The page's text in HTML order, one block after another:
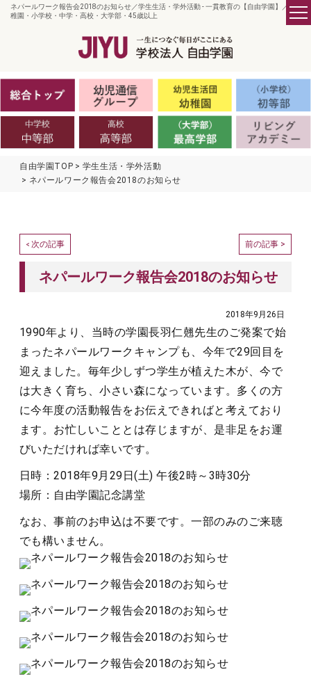
ネパールワーク報告会2018のお知らせ／学生生活・学外活動 - 一貫教育の【自由学園】／ 幼
稚園・小学校・中学・高校・大学部・45歳以上
自由学園TOP
学生生活・学外活動
ネパールワーク報告会2018のお知らせ
< 次の記事 前の記事 >
ネパールワーク報告会2018のお知らせ
2018年9月26日
1990年より、当時の学園長羽仁翹先生のご発案で始
まったネパールワークキャンプも、今年で29回目を
迎えました。毎年少しずつ学生が植えた木が、今で
は大きく育ち、小さい森になっています。多くの方
に今年度の活動報告をお伝えできればと考えており
ます。お忙しいこととは存じますが、是非足をお運
びいただければ幸いです。
日時：2018年9月29日(土) 午後2時～3時30分
場所：自由学園記念講堂
なお、事前のお申込は不要です。一部のみのご来聴
でも構いません。